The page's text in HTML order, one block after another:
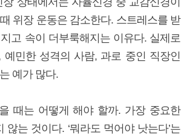
위장 운동은 감소한다. 스트레스를 받
고 속이 더부룩해지는 이유다. 실제로
예민한 성격의 사람, 과로 중인 직장인
예가 많다.
때는 어떻게 해야 할까. 가장 중요한
않는 것이다. ‘뭐라도 먹어야 낫는다’는